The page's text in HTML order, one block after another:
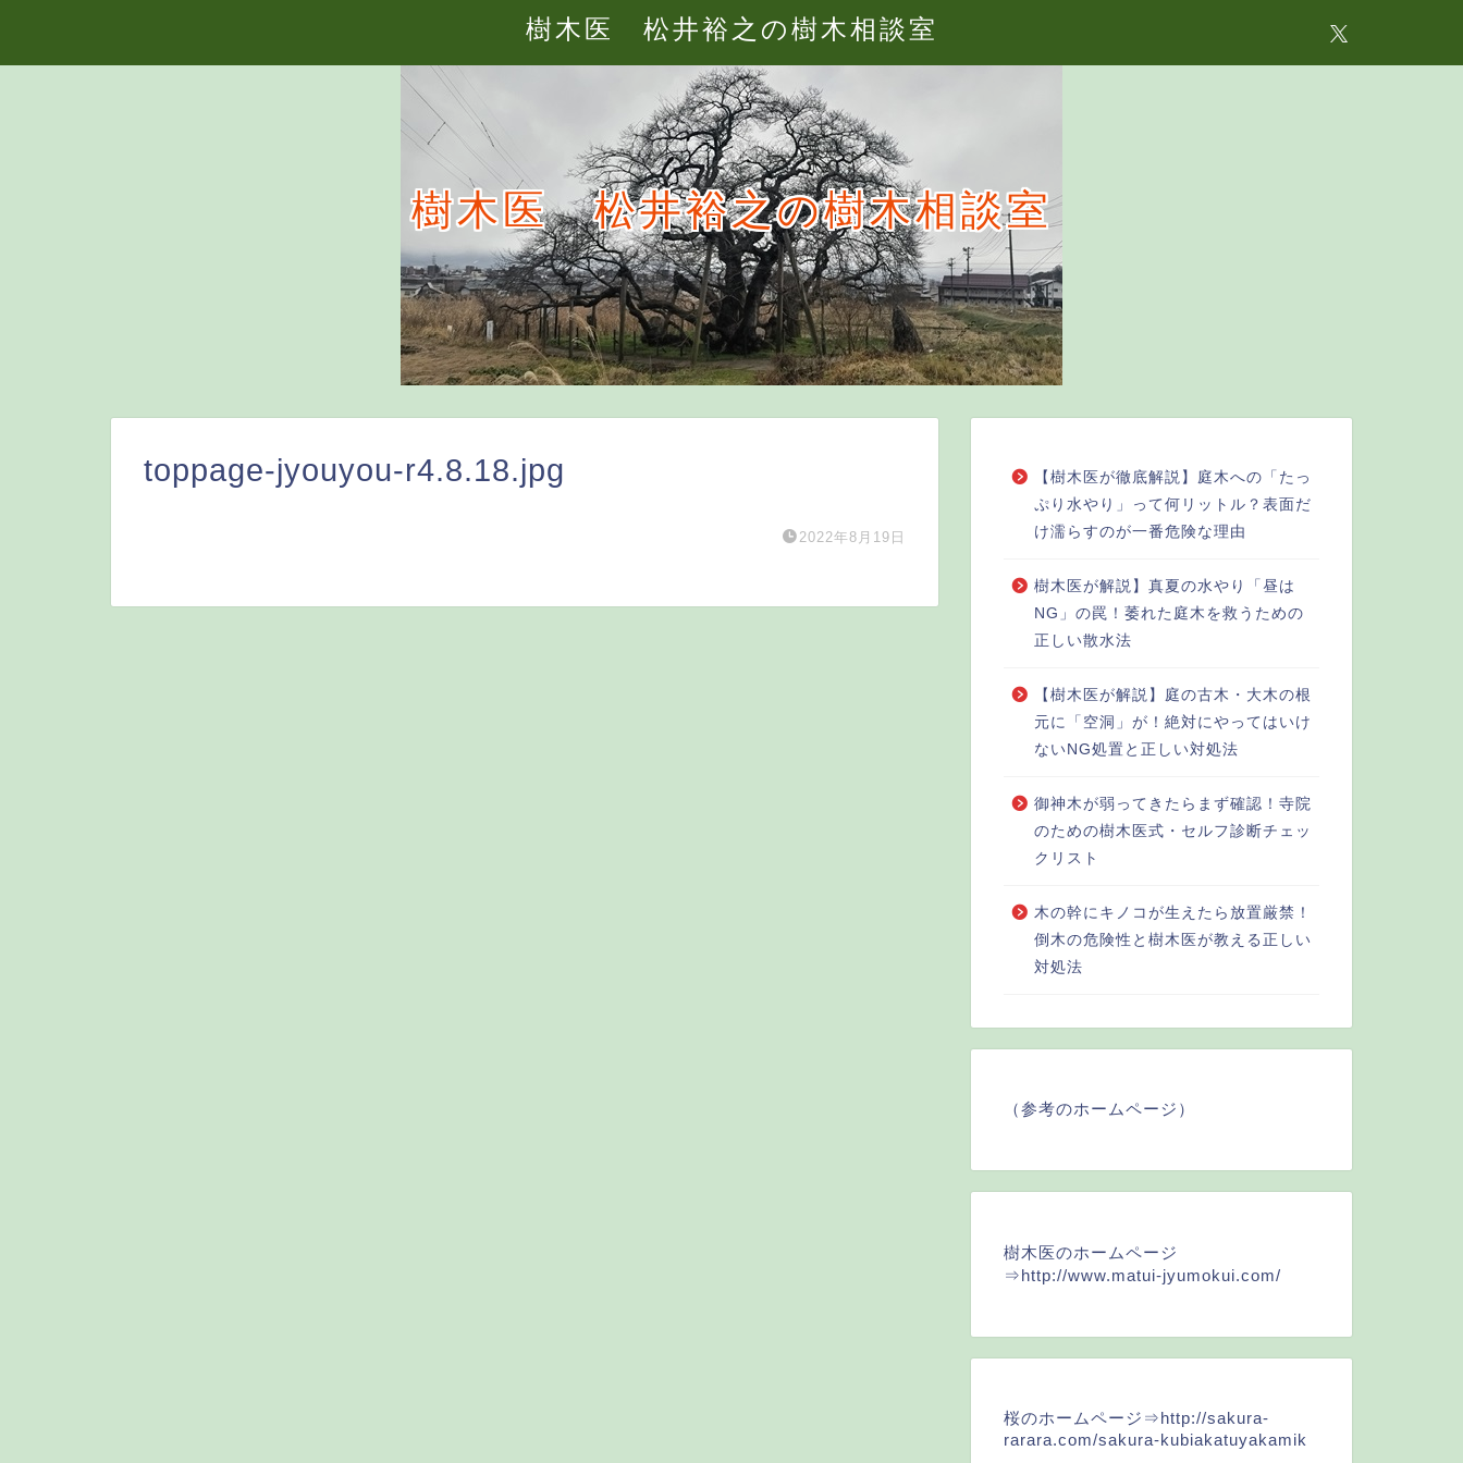
樹木医 松井裕之の樹木相談室
樹木医 松井裕之の樹木相談室
toppage-jyouyou-r4.8.18.jpg
2022年8月19日
【樹木医が徹底解説】庭木への「たっ
ぷり水やり」って何リットル？表面だ
け濡らすのが一番危険な理由
樹木医が解説】真夏の水やり「昼は
NG」の罠！萎れた庭木を救うための
正しい散水法
【樹木医が解説】庭の古木・大木の根
元に「空洞」が！絶対にやってはいけ
ないNG処置と正しい対処法
御神木が弱ってきたらまず確認！寺院
のための樹木医式・セルフ診断チェッ
クリスト
木の幹にキノコが生えたら放置厳禁！
倒木の危険性と樹木医が教える正しい
対処法
（参考のホームページ）
樹木医のホームページ
⇒http://www.matui-jyumokui.com/
桜のホームページ⇒http://sakura-
rarara.com/sakura-kubiakatuyakamik